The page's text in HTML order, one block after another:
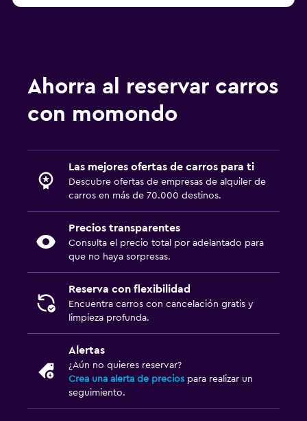
Ahorra al reservar carros
con momondo
Las mejores ofertas de carros para ti
Descubre ofertas de empresas de alquiler de
carros en más de 70.000 destinos.
Precios transparentes
Consulta el precio total por adelantado para
que no haya sorpresas.
Reserva con flexibilidad
Encuentra carros con cancelación gratis y
limpieza profunda.
Alertas
¿Aún no quieres reservar?
Crea una alerta de precios para realizar un
seguimiento.